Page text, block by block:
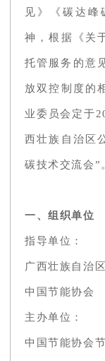
见》《碳达
神，根据《关
托管服务的意
放双控制度的
业委员会定于
西壮族自治区
碳技术交流会”
一、组织单位
指导单位：
广西壮族自治
中国节能协会
主办单位：
中国节能协会